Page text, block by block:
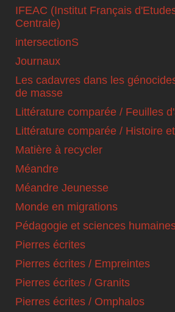
IFEAC (Institut Français
Centrale)
intersectionS
Journaux
Les cadavres dans les
de masse
Littérature comparée / Feuilles
Littérature comparée / Histoire
Matière à recycler
Méandre
Méandre Jeunesse
Monde en migrations
Pédagogie et sciences
Pierres écrites
Pierres écrites / Empreintes
Pierres écrites / Granits
Pierres écrites / Omphalos